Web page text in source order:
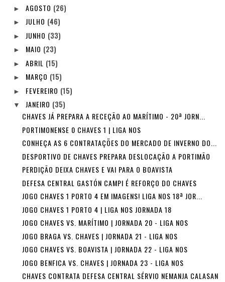
► AGOSTO (26)
► JULHO (46)
► JUNHO (33)
► MAIO (23)
► ABRIL (15)
► MARÇO (15)
► FEVEREIRO (15)
▼ JANEIRO (35)
CHAVES JÁ PREPARA A RECEÇÃO AO MARÍTIMO - 20ª JORN...
PORTIMONENSE 0 CHAVES 1 | LIGA NOS
CONHEÇA AS 6 CONTRATAÇÕES DO MERCADO DE INVERNO DO...
DESPORTIVO DE CHAVES PREPARA DESLOCAÇÃO A PORTIMÃO
PERDIÇÃO DEIXA CHAVES E VAI PARA O BOAVISTA
DEFESA CENTRAL GASTÓN CAMPI É REFORÇO DO CHAVES
JOGO CHAVES 1 PORTO 4 EM IMAGENS! LIGA NOS 18ª JOR...
JOGO CHAVES 1 PORTO 4 | LIGA NOS JORNADA 18
JOGO CHAVES VS. MARÍTIMO | JORNADA 20 - LIGA NOS
JOGO BRAGA VS. CHAVES | JORNADA 21 - LIGA NOS
JOGO CHAVES VS. BOAVISTA | JORNADA 22 - LIGA NOS
JOGO BENFICA VS. CHAVES | JORNADA 23 - LIGA NOS
CHAVES CONTRATA DEFESA CENTRAL SÉRVIO NEMANJA CALASAN